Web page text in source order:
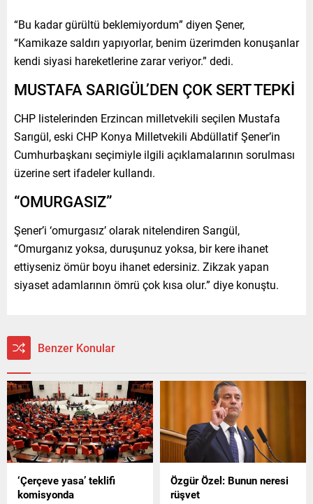
“Bu kadar gürültü beklemiyordum” diyen Şener,
“Kamikaze saldırı yapıyorlar, benim üzerimden konuşanlar
kendi siyasi hareketlerine zarar veriyor.” dedi.
MUSTAFA SARIGÜL’DEN ÇOK SERT TEPKİ
CHP listelerinden Erzincan milletvekili seçilen Mustafa
Sarıgül, eski CHP Konya Milletvekili Abdüllatif Şener’in
Cumhurbaşkanı seçimiyle ilgili açıklamalarının sorulması
üzerine sert ifadeler kullandı.
“OMURGASIZ”
Şener’i ‘omurgasız’ olarak nitelendiren Sarıgül,
“Omurganız yoksa, duruşunuz yoksa, bir kere ihanet
ettiyseniz ömür boyu ihanet edersiniz. Zikzak yapan
siyaset adamlarının ömrü çok kısa olur.” diye konuştu.
Benzer Konular
‘Çerçeve yasa’ teklifi
komisyonda
Özgür Özel: Bunun neresi
rüşvet